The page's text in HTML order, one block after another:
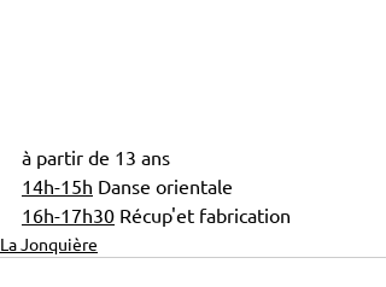
à partir de 13 ans
14h-15h Danse orientale
16h-17h30 Récup'et fabrication
La Jonquière